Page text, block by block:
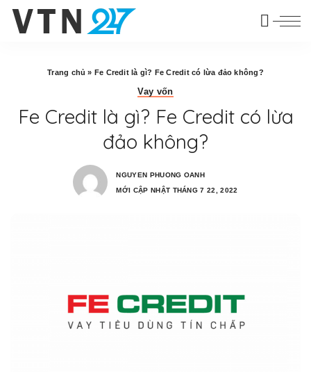
Trang chủ » Fe Credit là gì? Fe Credit có lừa đảo không?
Vay vốn
Fe Credit là gì? Fe Credit có lừa
đảo không?
NGUYEN PHUONG OANH
MỚI CẬP NHẬT THÁNG 7 22, 2022